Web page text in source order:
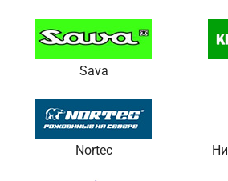
Sava
Nortec